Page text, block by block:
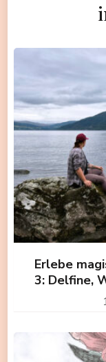
Erlebe
3: Delfine,